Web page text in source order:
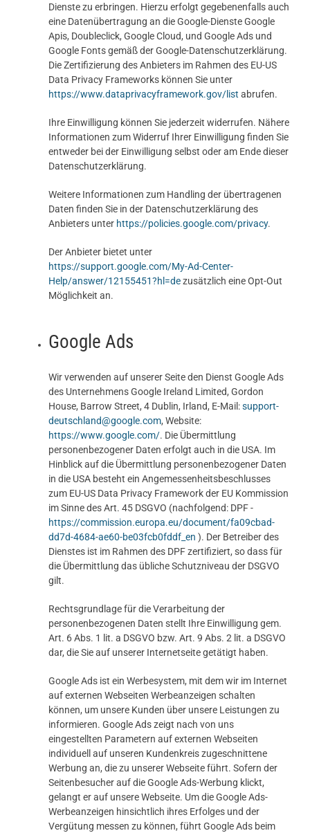
Dienste zu erbringen. Hierzu erfolgt gegebenenfalls auch
eine Datenübertragung an die Google-Dienste Google
Apis, Doubleclick, Google Cloud, und Google Ads und
Google Fonts gemäß der Google-Datenschutzerklärung.
Die Zertifizierung des Anbieters im Rahmen des EU-US
Data Privacy Frameworks können Sie unter
https://www.dataprivacyframework.gov/list abrufen.
Ihre Einwilligung können Sie jederzeit widerrufen. Nähere
Informationen zum Widerruf Ihrer Einwilligung finden Sie
entweder bei der Einwilligung selbst oder am Ende dieser
Datenschutzerklärung.
Weitere Informationen zum Handling der übertragenen
Daten finden Sie in der Datenschutzerklärung des
Anbieters unter https://policies.google.com/privacy.
Der Anbieter bietet unter
https://support.google.com/My-Ad-Center-
Help/answer/12155451?hl=dezusätzlich eine Opt-Out
Möglichkeit an.
Google Ads
Wir verwenden auf unserer Seite den Dienst Google Ads
des Unternehmens Google Ireland Limited, Gordon
House, Barrow Street, 4 Dublin, Irland, E-Mail:support-
deutschland@google.com, Website:
https://www.google.com/. Die Übermittlung
personenbezogener Daten erfolgt auch in die USA. Im
Hinblick auf die Übermittlung personenbezogener Daten
in die USA besteht ein Angemessenheitsbeschlusses
zum EU-US Data Privacy Framework der EU Kommission
im Sinne des Art. 45 DSGVO (nachfolgend: DPF -
https://commission.europa.eu/document/fa09cbad-
dd7d-4684-ae60-be03fcb0fddf_en ). Der Betreiber des
Dienstes ist im Rahmen des DPF zertifiziert, so dass für
die Übermittlung das übliche Schutzniveau der DSGVO
gilt.
Rechtsgrundlage für die Verarbeitung der
personenbezogenen Daten stellt Ihre Einwilligung gem.
Art. 6 Abs. 1 lit. a DSGVO bzw. Art. 9 Abs. 2 lit. a DSGVO
dar, die Sie auf unserer Internetseite getätigt haben.
Google Ads ist ein Werbesystem, mit dem wir im Internet
auf externen Webseiten Werbeanzeigen schalten
können, um unsere Kunden über unsere Leistungen zu
informieren. Google Ads zeigt nach von uns
eingestellten Parametern auf externen Webseiten
individuell auf unseren Kundenkreis zugeschnittene
Werbung an, die zu unserer Webseite führt. Sofern der
Seitenbesucher auf die Google Ads-Werbung klickt,
gelangt er auf unsere Webseite. Um die Google Ads-
Werbeanzeigen hinsichtlich ihres Erfolges und der
Vergütung messen zu können, führt Google Ads beim